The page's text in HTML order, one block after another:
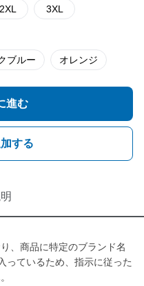
2XL 3XL
ブルー オレンジ
進む
する
、商品に特定のブランド名
っているため、指示に従った